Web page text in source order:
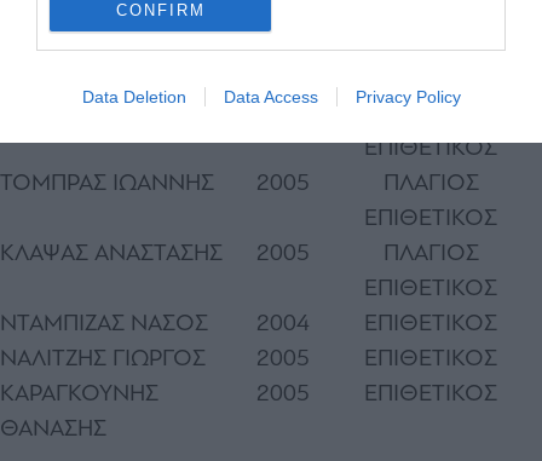
CONFIRM
Data Deletion Data Access Privacy Policy
ΠΑΠΑΝΙΚΟΛΟΠΟΥΛΟΣ
2004
ΝΟΤΑΣ ΓΙΩΡΓΟΣ
2005
ΠΛΑΓΙΟΣ
ΕΠΙΘΕΤΙΚΟΣ
ΤΟΜΠΡΑΣ ΙΩΑΝΝΗΣ
2005
ΠΛΑΓΙΟΣ
ΕΠΙΘΕΤΙΚΟΣ
ΚΛΑΨΑΣ ΑΝΑΣΤΑΣΗΣ
2005
ΠΛΑΓΙΟΣ
ΕΠΙΘΕΤΙΚΟΣ
ΝΤΑΜΠΙΖΑΣ ΝΑΣΟΣ
2004
ΕΠΙΘΕΤΙΚΟΣ
ΝΑΛΙΤΖΗΣ ΓΙΩΡΓΟΣ
2005
ΕΠΙΘΕΤΙΚΟΣ
ΚΑΡΑΓΚΟΥΝΗΣ
ΘΑΝΑΣΗΣ
2005 ΕΠΙΘΕΤΙΚΟΣ